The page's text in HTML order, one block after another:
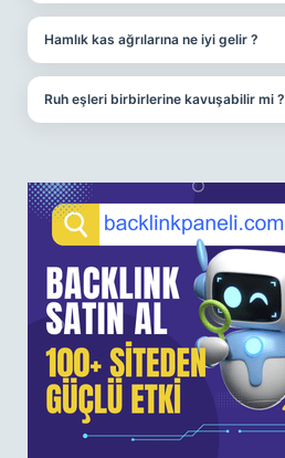
Hamlık kas ağrılarına ne iyi gelir ?
Ruh eşleri birbirlerine kavuşabilir mi ?